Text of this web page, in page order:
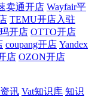
卖通开店 Wayfair平
TEMU开店入驻
开店 OTTO开店
coupang开店 Yandex
店 OZON开店
讯 Vat知识库 知识